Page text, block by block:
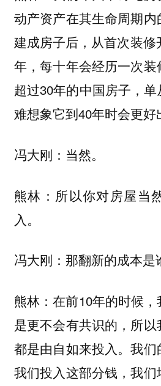
动产资产在其生命周期
建成房子后，从首次装修
年，每十年会经历一次
超过30年的中国房子，
难想象它到40年时会更好
冯大刚：当然。
熊林： 所以你对房屋当
入。
冯大刚：那翻新的成本是
熊林：在前10年的时候
是更不会有共识的，所
都是由自如来投入。我们
我们投入这部分钱，我